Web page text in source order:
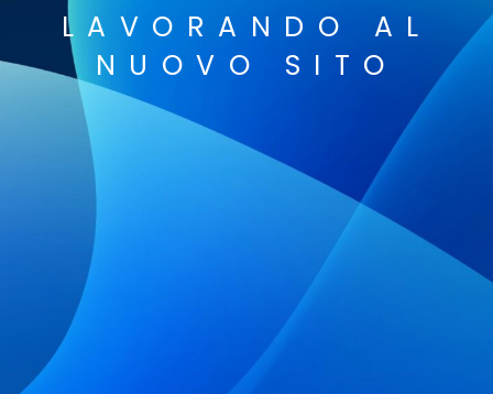
LAVORANDO AL
NUOVO SITO